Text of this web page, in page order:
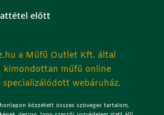
előtt
a Műfű Outlet Kft. által
kimondottan műfű online
specializálódott webáruház.
közzétett összes szöveges tartalom,